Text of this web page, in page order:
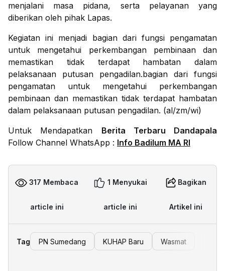
menjalani masa pidana, serta pelayanan yang
diberikan oleh pihak Lapas.
Kegiatan ini menjadi bagian dari fungsi pengamatan
untuk mengetahui perkembangan pembinaan dan
memastikan tidak terdapat hambatan dalam
pelaksanaan putusan pengadilan.bagian dari fungsi
pengamatan untuk mengetahui perkembangan
pembinaan dan memastikan tidak terdapat hambatan
dalam pelaksanaan putusan pengadilan. (al/zm/wi)
Untuk Mendapatkan Berita Terbaru Dandapala
Follow Channel WhatsApp : Info Badilum MA RI
317 Membaca
article ini
1 Menyukai
article ini
Bagikan
Artikel ini
Tag PN Sumedang KUHAP Baru Wasmat